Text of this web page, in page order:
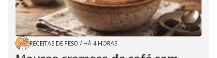
RECEITAS DE PESO / HÁ 4 HORAS